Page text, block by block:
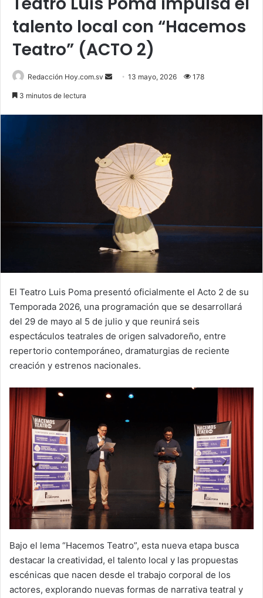
talento local con “Hacemos
Teatro” (ACTO 2)
Redacción Hoy.com.sv
Send13 mayo, 2026 178
3 minutos de lectura
El Teatro Luis Poma presentó oficialmente el Acto 2 de su
Temporada 2026, una programación que se desarrollará
del 29 de mayo al 5 de julio y que reunirá seis
espectáculos teatrales de origen salvadoreño, entre
repertorio contemporáneo, dramaturgias de reciente
creación y estrenos nacionales.
Bajo el lema “Hacemos Teatro”, esta nueva etapa busca
destacar la creatividad, el talento local y las propuestas
escénicas que nacen desde el trabajo corporal de los
actores, explorando nuevas formas de narrativa teatral y